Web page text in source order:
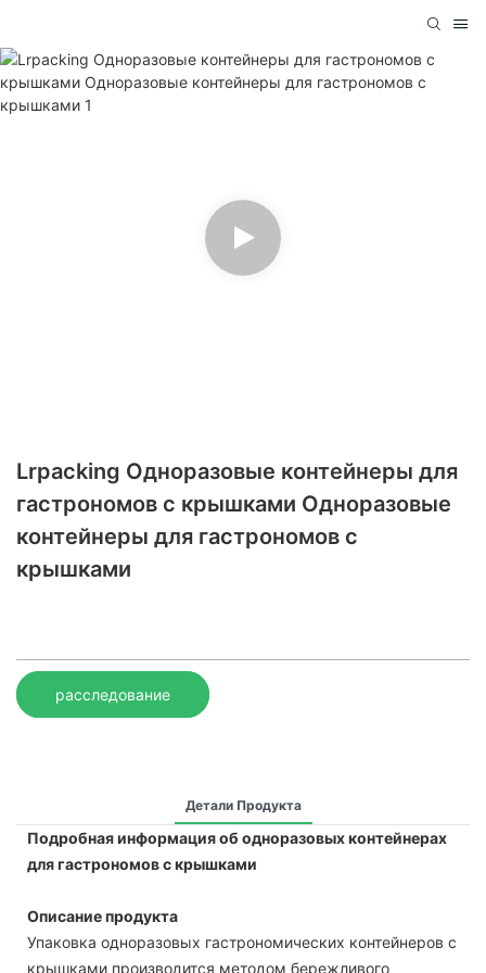
Lrpacking Одноразовые контейнеры для
гастрономов с крышками Одноразовые
контейнеры для гастрономов с
крышками
расследование
Детали Продукта
Подробная информация об одноразовых контейнерах
для гастрономов с крышками
Описание продукта
Упаковка одноразовых гастрономических контейнеров с
крышками производится методом бережливого